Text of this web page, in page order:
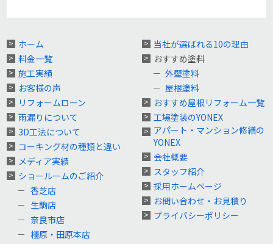
ホーム
料金一覧
施工実績
お客様の声
リフォームローン
雨漏りについて
3D工法について
コーキング材の種類と違い
メディア実績
ショールームのご紹介
香芝店
生駒店
奈良市店
橿原・田原本店
当社が選ばれる10の理由
おすすめ塗料
外壁塗料
屋根塗料
おすすめ屋根リフォーム一覧
工場塗装のYONEX
アパート・マンション修繕の
YONEX
会社概要
スタッフ紹介
採用ホームページ
お問い合わせ・お見積り
プライバシーポリシー